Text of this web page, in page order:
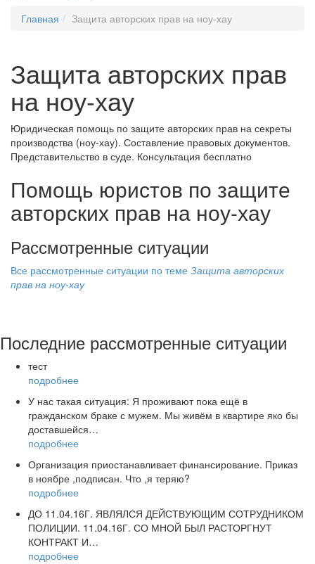
Главная
Защита авторских прав на ноу-хау
Защита авторских прав
на ноу-хау
Юридическая помощь по защите авторских прав на секреты
производства (ноу-хау). Составление правовых документов.
Представительство в суде. Консультация бесплатно
Помощь юристов по защите
авторских прав на ноу-хау
Рассмотренные ситуации
Все рассмотренные ситуации по теме Защита авторских
прав на ноу-хау
Последние рассмотренные ситуации
тест
подробнее
У нас такая ситуация: Я проживают пока ещё в
гражданском браке с мужем. Мы живём в квартире яко бы
доставшейся…
подробнее
Организация приостанавливает финансирование. Приказ
в ноябре ,подписан. Что ,я теряю?
подробнее
ДО 11.04.16Г. ЯВЛЯЛСЯ ДЕЙСТВУЮЩИМ СОТРУДНИКОМ
ПОЛИЦИИ. 11.04.16Г. СО МНОЙ БЫЛ РАСТОРГНУТ
КОНТРАКТ И…
подробнее